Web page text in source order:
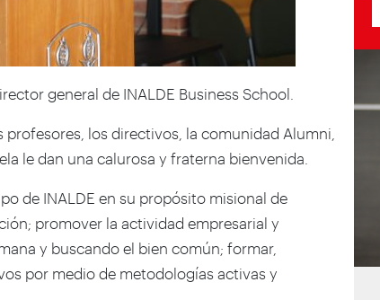
general de INALDE Business School.
los directivos, la comunidad Alumni,
le dan una calurosa y fraterna bienvenida.
de INALDE en su propósito misional de
promover la actividad empresarial y
y buscando el bien común; formar,
por medio de metodologías activas y